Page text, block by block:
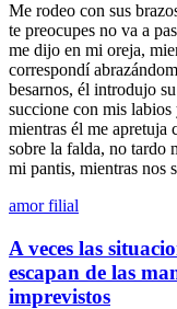
Me rodeo con sus
te preocupes no va a
me dijo en mi oreja,
correspondí
besarnos, él introdujo
succione con mis
mientras él me apretuja
sobre la falda, no tardo
mi pantis, mientras nos
amor filial
A veces las
escapan de las
imprevistos